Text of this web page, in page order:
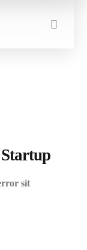
sit